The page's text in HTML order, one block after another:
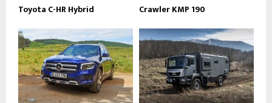
Toyota C-HR Hybrid Crawler KMP 190